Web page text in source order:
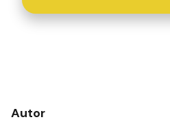
Autor